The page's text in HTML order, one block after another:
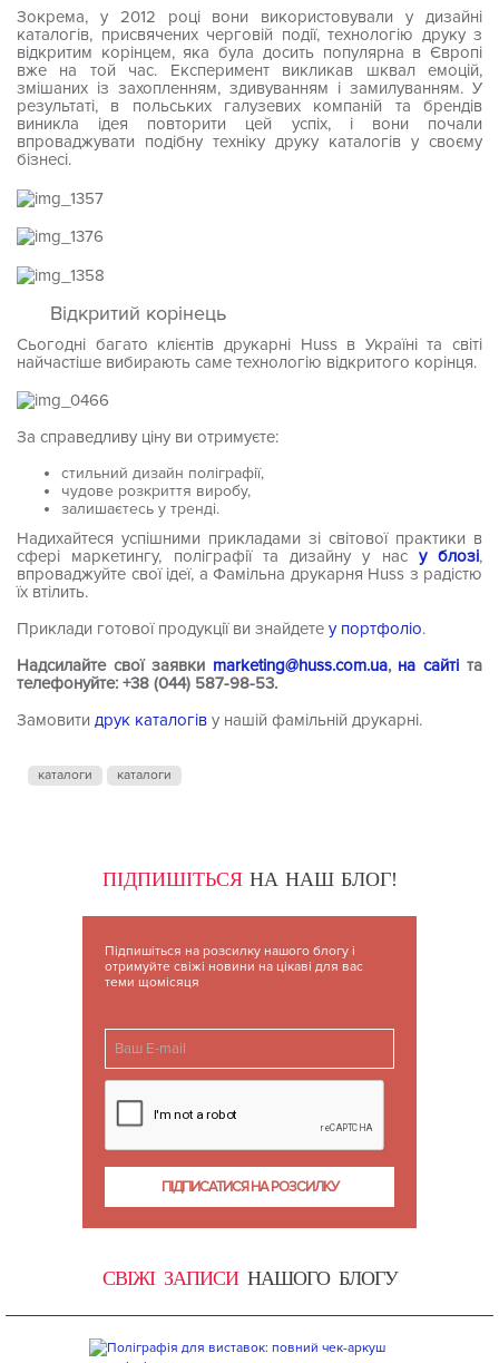
Зокрема, у 2012 році вони використовували у дизайні
каталогів, присвячених черговій події, технологію друку з
відкритим корінцем, яка була досить популярна в Європі
вже на той час. Експеримент викликав шквал емоцій,
змішаних із захопленням, здивуванням і замилуванням. У
результаті, в польських галузевих компаній та брендів
виникла ідея повторити цей успіх, і вони почали
впроваджувати подібну техніку друку каталогів у своєму
бізнесі.
Відкритий корінець
Сьогодні багато клієнтів друкарні Huss в Україні та світі
найчастіше вибирають саме технологію відкритого корінця.
За справедливу ціну ви отримуєте:
стильний дизайн поліграфії,
чудове розкриття виробу,
залишаєтесь у тренді.
Надихайтеся успішними прикладами зі світової практики в
сфері маркетингу, поліграфії та дизайну у нас у блозі,
впроваджуйте свої ідеї, а Фамільна друкарня Huss з радістю
їх втілить.
Приклади готової продукції ви знайдете у портфоліо.
Надсилайте свої заявки marketing@huss.com.ua, на сайті та
телефонуйте: +38 (044) 587-98-53.
Замовити друк каталогів у нашій фамільній друкарні.
каталоги каталоги
ПІДПИШІТЬСЯНА НАШ БЛОГ!
Підпишіться на розсилку нашого блогу і
отримуйте свіжі новини на цікаві для вас
теми щомісяця
СВІЖІ ЗАПИСИНАШОГО БЛОГУ